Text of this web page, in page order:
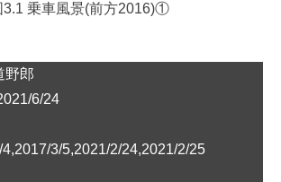
3.1 乗車風景(前方2016)①
郎
6/24
3/5,2021/2/24,2021/2/25